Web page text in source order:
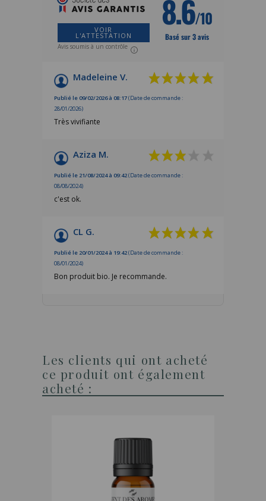
VOIR
L'ATTESTATION
Avis soumis à un contrôle
8.6/10
Basé sur 3 avis
Madeleine V.
Publié le 09/02/2026 à 08:17(Date de commande :
28/01/2026)
Très vivifiante
Aziza M.
Publié le 21/08/2024 à 09:42(Date de commande :
08/08/2024)
c'est ok.
CL G.
Publié le 20/01/2024 à 19:42(Date de commande :
08/01/2024)
Bon produit bio. Je recommande.
Les clients qui ont acheté
ce produit ont également
acheté :